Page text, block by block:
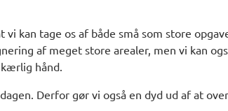
kan tage os af både små som store
af meget store arealer, men vi kan
hånd.
Derfor gør vi også en dyd ud af at